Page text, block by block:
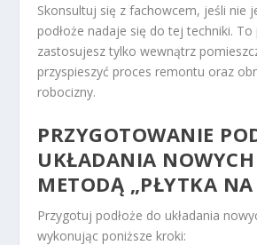
Skonsultuj się z fachowcem, jeśli nie
podłoże nadaje się do tej techniki. To
zastosujesz tylko wewnątrz
przyspieszyć proces remontu oraz
robocizny.
PRZYGOTOWANIE
UKŁADANIA
METODĄ „PŁYTKA NA
Przygotuj podłoże do układania
wykonując poniższe kroki: